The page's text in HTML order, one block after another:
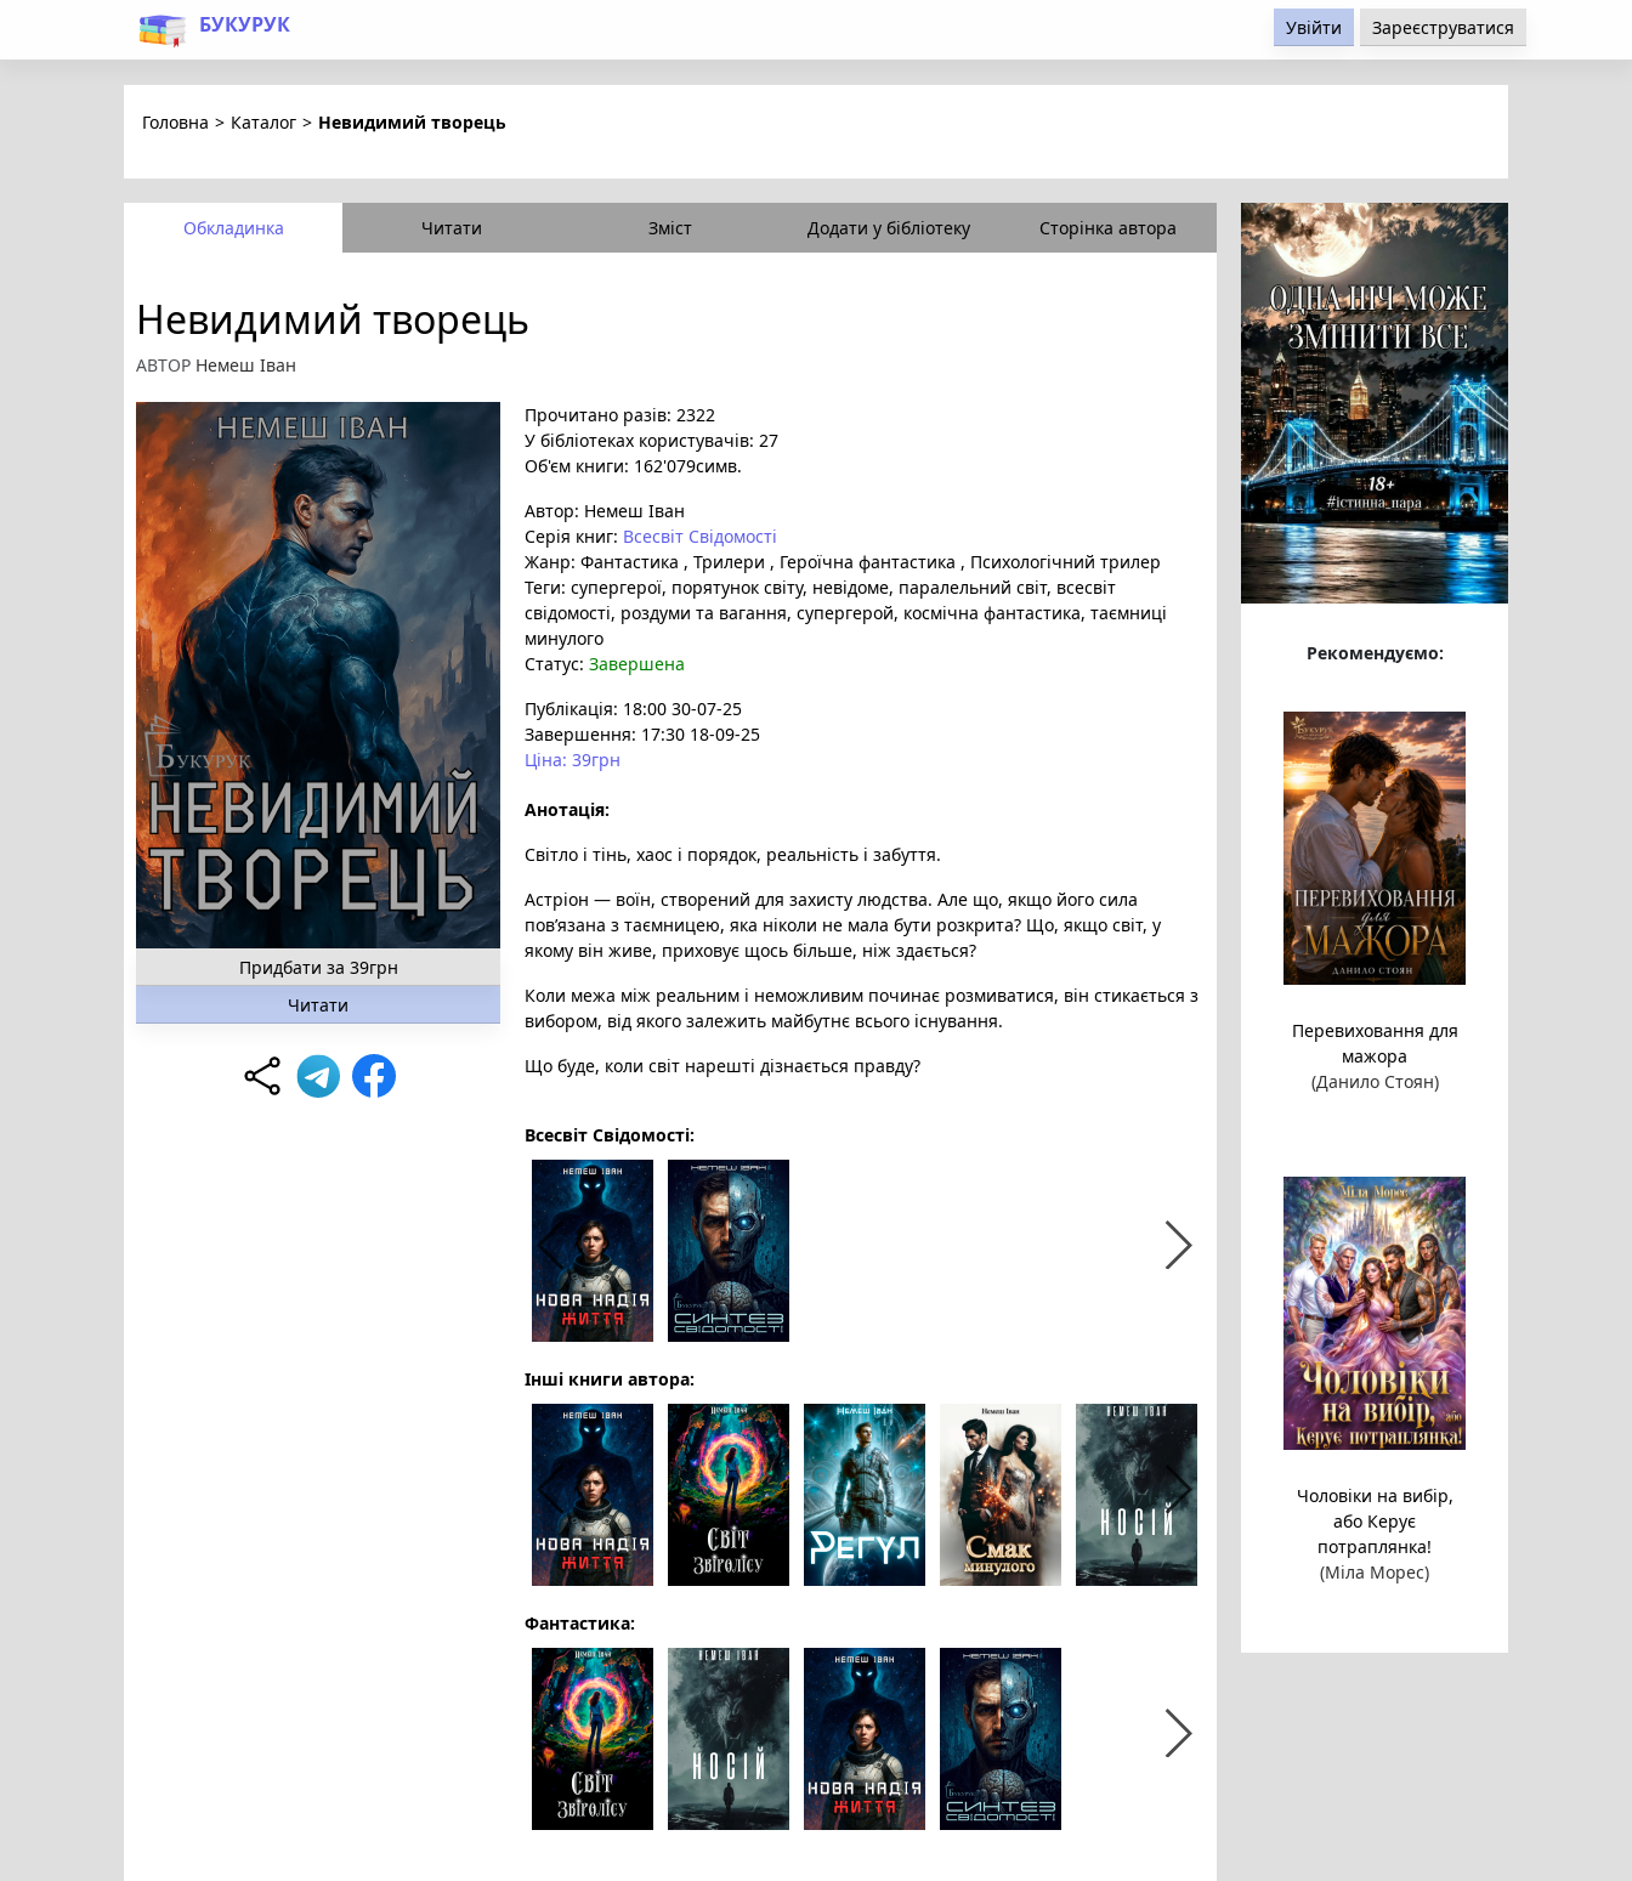
БУКУРУК Увійти Зареєструватися
Головна > Каталог > Невидимий творець
Обкладинка Читати Зміст Додати у бібліотеку Сторінка автора
Невидимий творець
АВТОР Немеш Іван
Придбати за 39грн
Читати
Прочитано разів: 2322
У бібліотеках користувачів: 27
Об'єм книги: 162'079симв.
Автор: Немеш Іван
Серія книг: Всесвіт Свідомості
Жанр: Фантастика , Трилери , Героїчна фантастика , Психологічний трилер
Теги: супергерої, порятунок світу, невідоме, паралельний світ, всесвіт
свідомості, роздуми та вагання, супергерой, космічна фантастика, таємниці
минулого
Статус: Завершена
Публікація: 18:00 30-07-25
Завершення: 17:30 18-09-25
Ціна: 39грн
Анотація:
Світло і тінь, хаос і порядок, реальність і забуття.
Астріон — воїн, створений для захисту людства. Але що, якщо його сила
пов’язана з таємницею, яка ніколи не мала бути розкрита? Що, якщо світ, у
якому він живе, приховує щось більше, ніж здається?
Коли межа між реальним і неможливим починає розмиватися, він стикається з
вибором, від якого залежить майбутнє всього існування.
Що буде, коли світ нарешті дізнається правду?
Всесвіт Свідомості:
Інші книги автора:
Фантастика:
Рекомендуємо:
Перевиховання для
мажора
(Данило Стоян)
Чоловіки на вибір,
або Керує
потраплянка!
(Міла Морес)